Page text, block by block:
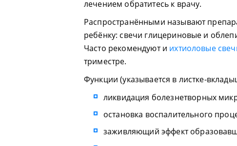
лечением обратитесь к врачу.
Распространёнными называют
ребёнку: свечи глицериновые и
Часто рекомендуют и ихтиоловые
триместре.
Функции (указывается в листке-
ликвидация болезнетворных
остановка воспалительного
заживляющий эффект